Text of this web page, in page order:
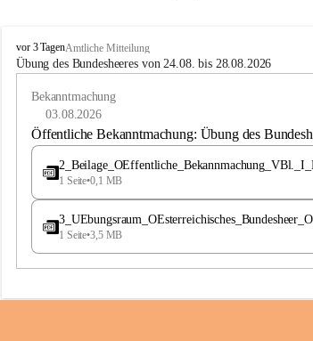
B
u
e
a
vor 3 TagenAmtliche Mitteilung
Übung des Bundesheeres von 24.08. bis 28.08.2026
Bekanntmachung
03.08.2026
Öffentliche Bekanntmachung: Übung des
1 Seite•0,1 MB
1 Seite•3,5 MB